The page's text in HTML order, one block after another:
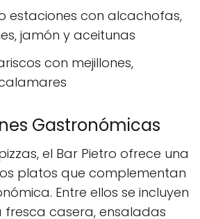
estaciones con alcachofas,
jamón y aceitunas
con mejillones,
Gastronómicas
el Bar Pietro ofrece una
platos que complementan
Entre ellos se incluyen
casera, ensaladas